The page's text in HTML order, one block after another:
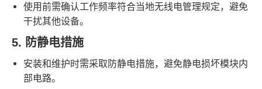
使用前需确认工作频率符合当地无线电管理规定，避免
干扰其他设备。
5. 防静电措施
安装和维护时需采取防静电措施，避免静电损坏模块内
部电路。